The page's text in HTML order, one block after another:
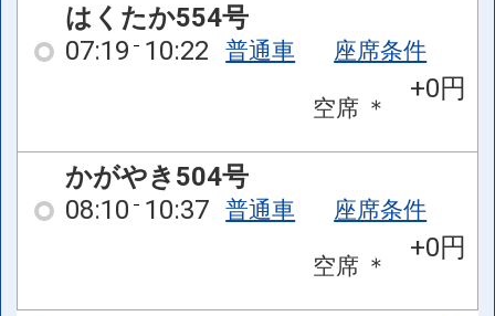
はくたか554号
07:19 10:22 普通車 座席条件
空席 ＊
+0円
かがやき504号
08:10 10:37 普通車 座席条件
空席 ＊
+0円